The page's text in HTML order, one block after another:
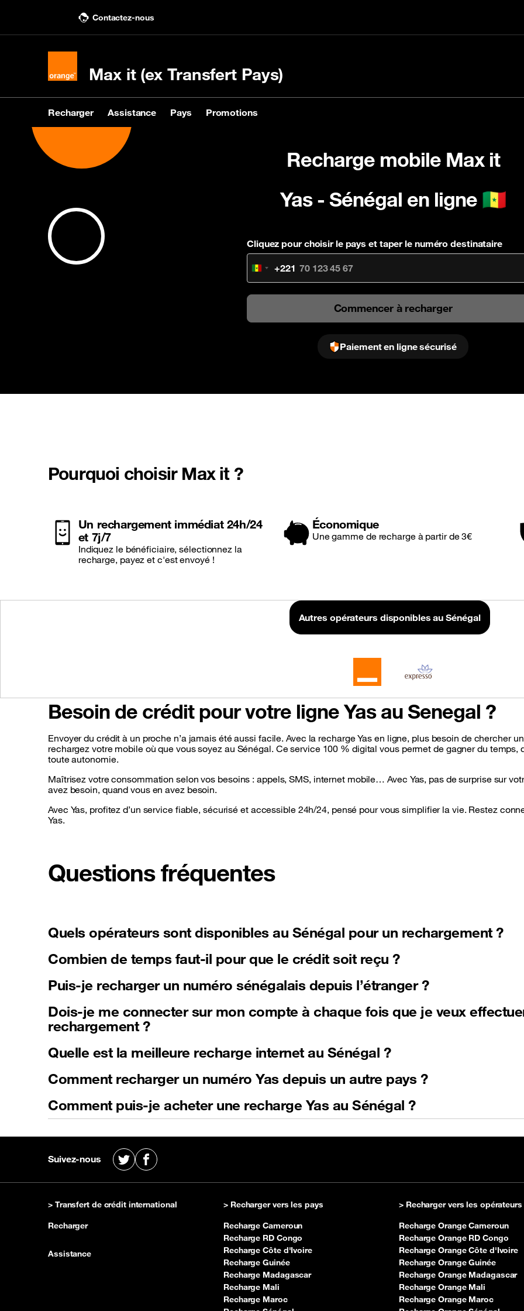
Contactez-nous
Max it (ex Transfert Pays)
Recharger Assistance Pays Promotions
Recharge mobile Max it
Yas - Sénégal en ligne 🇸🇳
Cliquez pour choisir le pays et taper le numéro destinataire
Sénégal
+221
+221
Commencer à recharger
Paiement en ligne sécurisé
Pourquoi choisir Max it ?
Un rechargement immédiat 24h/24
et 7j/7
Indiquez le bénéficiaire, sélectionnez la
recharge, payez et c'est envoyé !
Économique
Une gamme de recharge à partir de 3€
Autres opérateurs disponibles au Sénégal
Besoin de crédit pour votre ligne Yas au Senegal ?
Envoyer du crédit à un proche n’a jamais été aussi facile. Avec la recharge Yas en ligne, plus besoin de chercher
rechargez votre mobile où que vous soyez au Sénégal. Ce service 100 % digital vous permet de gagner du temps,
toute autonomie.
Maîtrisez votre consommation selon vos besoins : appels, SMS, internet mobile… Avec Yas, pas de surprise sur
avez besoin, quand vous en avez besoin.
Avec Yas, profitez d’un service fiable, sécurisé et accessible 24h/24, pensé pour vous simplifier la vie. Restez
Yas.
Questions fréquentes
Quels opérateurs sont disponibles au Sénégal pour un rechargement ?
Combien de temps faut-il pour que le crédit soit reçu ?
Puis-je recharger un numéro sénégalais depuis l’étranger ?
Dois-je me connecter sur mon compte à chaque fois que je veux
rechargement ?
Quelle est la meilleure recharge internet au Sénégal ?
Comment recharger un numéro Yas depuis un autre pays ?
Comment puis-je acheter une recharge Yas au Sénégal ?
Suivez-nous X Facebook
> Transfert de crédit international
Recharger
Assistance
> Recharger vers les pays
Recharge Cameroun
Recharge RD Congo
Recharge Côte d'Ivoire
Recharge Guinée
Recharge Madagascar
Recharge Mali
Recharge Maroc
> Recharger vers les opérateurs
Recharge Orange Cameroun
Recharge Orange RD Congo
Recharge Orange Côte d'Ivoire
Recharge Orange Guinée
Recharge Orange Madagascar
Recharge Orange Mali
Recharge Orange Maroc